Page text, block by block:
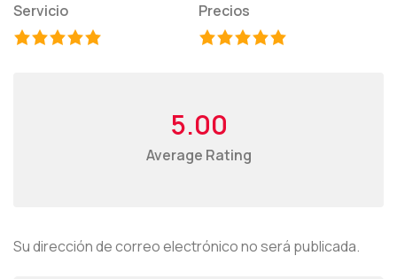
Servicio Precios
5.00
Average Rating
Su dirección de correo electrónico no será publicada.